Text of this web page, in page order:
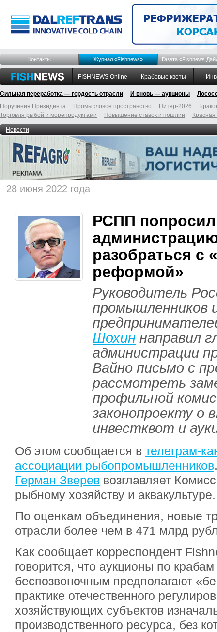
Контакты Журнал «Fishnews» Газета «Fishnews
FISHNEWS Online Крабовые квоты
Сильная переработка — гордость отрасли И вновь — аукционы
Поручения Президента
Промысловое пространство Питер-2026
Торговля рыбой и морепродуктами
Повышение ставок и пошлин
Новости
28 июня 2022 года
РСПП попросил
разобраться с
реформой»
Руководитель
промышленников
Шохин направил
администрации
Вайно письмо с
рассмотреть
профильной
законопроекту о
инвестквот и
Об этом сообщается в телеграм-
ассоциации рыбопромышленников
Герман Зверев возглавляет
рыбному хозяйству и аквакультуре.
По оценкам объединения, новые
отрасли более чем в 471 млрд
Как сообщает корреспондент
говорится, что аукционы по
беспозвоночным предполагают
практике отечественного
хозяйствующих субъектов
производственного ресурса, без